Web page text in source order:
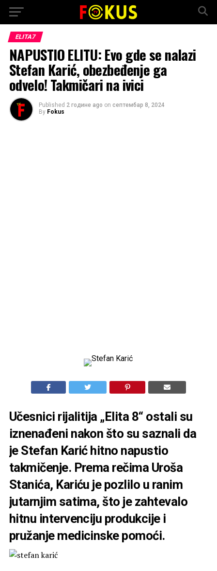
ELITA7
NAPUSTIO ELITU: Evo gde se nalazi
Stefan Karić, obezbeđenje ga
odvelo! Takmičari na ivici
Published 2 године ago on септембар 8, 2024
By Fokus
Učesnici rijalitija „Elita 8“ ostali su
iznenađeni nakon što su saznali da
je Stefan Karić hitno napustio
takmičenje. Prema rečima Uroša
Stanića, Kariću je pozlilo u ranim
jutarnjim satima, što je zahtevalo
hitnu intervenciju produkcije i
pružanje medicinske pomoći.